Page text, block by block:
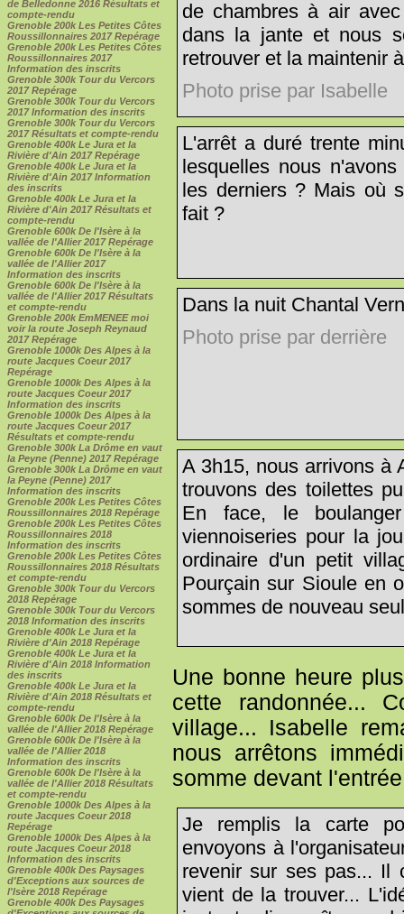
de Belledonne 2016 Résultats et
compte-rendu
Grenoble 200k Les Petites Côtes
Roussillonnaires 2017 Repérage
Grenoble 200k Les Petites Côtes
Roussillonnaires 2017
Information des inscrits
Grenoble 300k Tour du Vercors
2017 Repérage
Grenoble 300k Tour du Vercors
2017 Information des inscrits
Grenoble 300k Tour du Vercors
2017 Résultats et compte-rendu
Grenoble 400k Le Jura et la
Rivière d'Ain 2017 Repérage
Grenoble 400k Le Jura et la
Rivière d'Ain 2017 Information
des inscrits
Grenoble 400k Le Jura et la
Rivière d'Ain 2017 Résultats et
compte-rendu
Grenoble 600k De l'Isère à la
vallée de l'Allier 2017 Repérage
Grenoble 600k De l'Isère à la
vallée de l'Allier 2017
Information des inscrits
Grenoble 600k De l'Isère à la
vallée de l'Allier 2017 Résultats
et compte-rendu
Grenoble 200k EmMENEE moi
voir la route Joseph Reynaud
2017 Repérage
Grenoble 1000k Des Alpes à la
route Jacques Coeur 2017
Repérage
Grenoble 1000k Des Alpes à la
route Jacques Coeur 2017
Information des inscrits
Grenoble 1000k Des Alpes à la
route Jacques Coeur 2017
Résultats et compte-rendu
Grenoble 300k La Drôme en vaut
la Peyne (Penne) 2017 Repérage
Grenoble 300k La Drôme en vaut
la Peyne (Penne) 2017
Information des inscrits
Grenoble 200k Les Petites Côtes
Roussillonnaires 2018 Repérage
Grenoble 200k Les Petites Côtes
Roussillonnaires 2018
Information des inscrits
Grenoble 200k Les Petites Côtes
Roussillonnaires 2018 Résultats
et compte-rendu
Grenoble 300k Tour du Vercors
2018 Repérage
Grenoble 300k Tour du Vercors
2018 Information des inscrits
Grenoble 400k Le Jura et la
Rivière d'Ain 2018 Repérage
Grenoble 400k Le Jura et la
Rivière d'Ain 2018 Information
des inscrits
Grenoble 400k Le Jura et la
Rivière d'Ain 2018 Résultats et
compte-rendu
Grenoble 600k De l'Isère à la
vallée de l'Allier 2018 Repérage
Grenoble 600k De l'Isère à la
vallée de l'Allier 2018
Information des inscrits
Grenoble 600k De l'Isère à la
vallée de l'Allier 2018 Résultats
et compte-rendu
Grenoble 1000k Des Alpes à la
route Jacques Coeur 2018
Repérage
Grenoble 1000k Des Alpes à la
route Jacques Coeur 2018
Information des inscrits
Grenoble 400k Des Paysages
d'Exceptions aux sources de
l'Isère 2018 Repérage
Grenoble 400k Des Paysages
de chambres à air
dans la jante et nous
retrouver et la maintenir
Photo prise par Isabelle
L'arrêt a duré trente
lesquelles nous
les derniers ? Mais où
fait ?
Dans la nuit Chantal
Photo prise par derrière
A 3h15, nous arrivons à
trouvons des toilettes
En face, le
viennoiseries pour la
ordinaire d'un petit
Pourçain sur Sioule en
sommes de nouveau
Une bonne heure
cette randonnée...
village... Isabelle
nous arrêtons
somme devant
Je remplis la carte
envoyons à
revenir sur ses pas... Il
vient de la trouver...